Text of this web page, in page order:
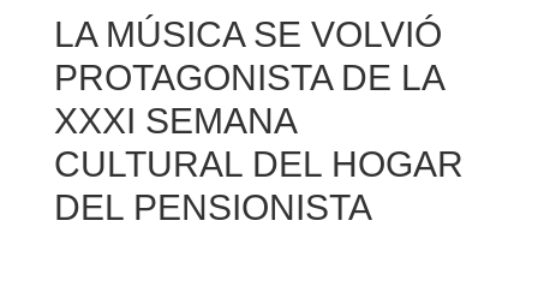
LA MÚSICA SE VOLVIÓ
PROTAGONISTA DE LA
XXXI SEMANA
CULTURAL DEL HOGAR
DEL PENSIONISTA